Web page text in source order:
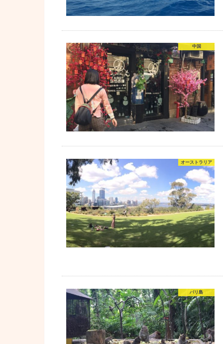
中国
オーストラリア
バリ島